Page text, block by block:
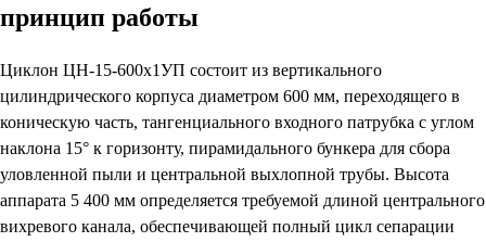
принцип работы
Циклон ЦН-15-600х1УП состоит из вертикального
цилиндрического корпуса диаметром 600 мм, переходящего в
коническую часть, тангенциального входного патрубка с углом
наклона 15° к горизонту, пирамидального бункера для сбора
уловленной пыли и центральной выхлопной трубы. Высота
аппарата 5 400 мм определяется требуемой длиной центрального
вихревого канала, обеспечивающей полный цикл сепарации